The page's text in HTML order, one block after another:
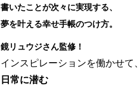
書いたことが次々に実現する、
夢を叶える幸せ手帳のつけ方。
鏡リュウジさん監修！
インスピレーションを働かせて、
日常に潜む